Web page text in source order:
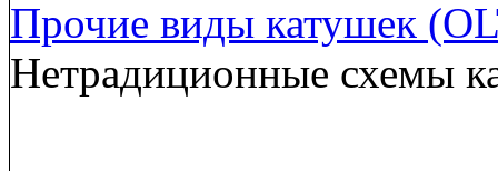
Прочие виды катушек
Нетрадиционные схемы